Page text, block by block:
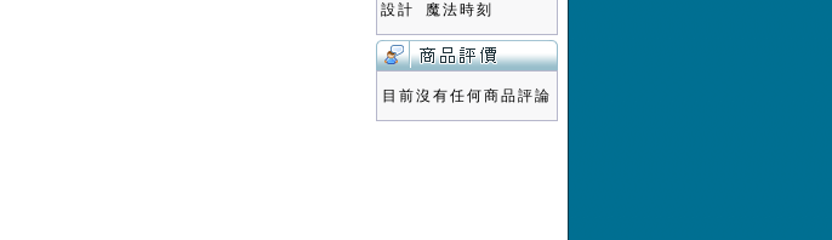
設計 魔法時刻
目前沒有任何商品評論